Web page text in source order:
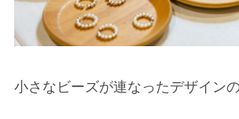
小さなビーズが連なったデザイン